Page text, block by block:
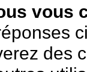
vous
des